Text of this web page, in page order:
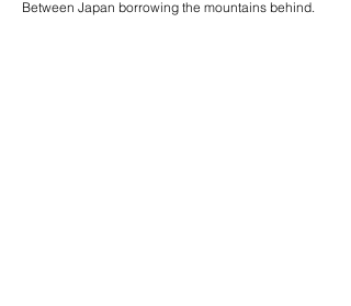
Between Japan borrowing the mountains behind.